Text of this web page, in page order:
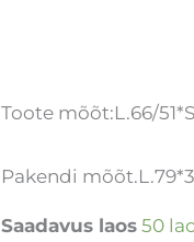
Toote mõõt:L.66/
Pakendi
Saadavus laos 50